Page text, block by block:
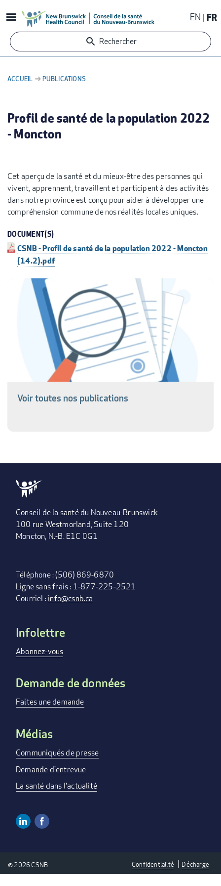
au
contenu
principal
EN FR
Rechercher
D'ARIANE
ACCUEIL PUBLICATIONS
Profil de santé de la population 2022
- Moncton
Cet aperçu de la santé et du mieux-être des personnes qui
vivent, apprennent, travaillent et participent à des activités
dans notre province est conçu pour aider à développer une
compréhension commune de nos réalités locales uniques.
DOCUMENT(S)
CSNB - Profil de santé de la population 2022 - Moncton
(14.2).pdf
Voir toutes nos publications
Conseil de la santé du Nouveau-Brunswick
100 rue Westmorland, Suite 120
Moncton, N.-B. E1C 0G1
Téléphone : (506) 869-6870
Ligne sans frais : 1-877-225-2521
Courriel :info@csnb.ca
FOOTER
MENU
Infolettre
Abonnez-vous
Demande de données
Faites une demande
Médias
Communiqués de presse
Demande d'entrevue
La santé dans l'actualité
LINKS
Linkedin
Confidentialité Décharge
© 2026 CSNB